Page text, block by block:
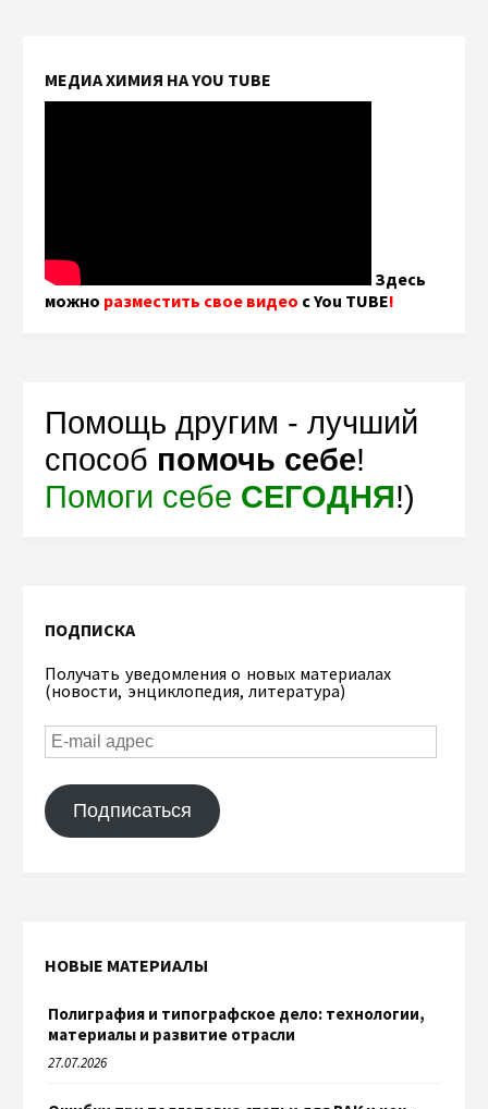
МЕДИА ХИМИЯ НА YOU TUBE
Здесь
можно разместить свое видео с You TUBE!
Помощь другим - лучший
способ помочь себе!
Помоги себе СЕГОДНЯ!)
ПОДПИСКА
Получать уведомления о новых материалах
(новости, энциклопедия, литература)
Подписаться
НОВЫЕ МАТЕРИАЛЫ
Полиграфия и типографское дело: технологии,
материалы и развитие отрасли
27.07.2026